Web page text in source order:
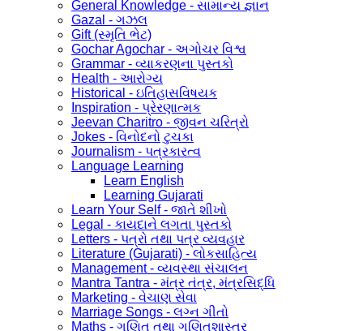
General Knowledge - સામાન્ય જ્ઞાન
Gazal - ગઝલ
Gift (સ્મૃતિ ભેટ)
Gochar Agochar - અગોચર વિશ્વ
Grammar - વ્યાકરણના પુસ્તકો
Health - આરોગ્ય
Historical - ઇતિહાસવિષયક
Inspiration - પ્રેરણાત્મક
Jeevan Charitro - જીવન ચરિત્રો
Jokes - વિનોદનો ટુચકા
Journalism - પત્રકારત્વ
Language Learning
Learn English
Learning Gujarati
Learn Your Self - જાતે શીખો
Legal - કાયદાને લગતા પુસ્તકો
Letters - પત્રો તથા પત્ર વ્યવહાર
Literature (Gujarati) - લોકસાહિત્ય
Management - વ્યવસ્થા સંચાલન
Mantra Tantra - મંત્ર તંત્ર, મંત્રસિદ્ધિ
Marketing - વેચાણ સેવા
Marriage Songs - લગ્ન ગીતો
Maths - ગણિત તથા ગણિતશાસ્ત્ર